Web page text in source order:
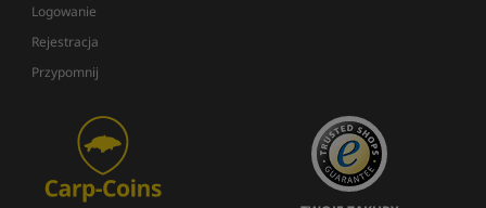
Logowanie
Rejestracja
Przypomnij